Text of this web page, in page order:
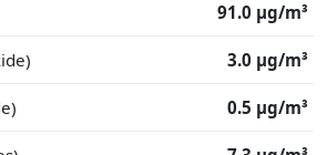
91.0 μg/m³
3.0 μg/m³
0.5 μg/m³